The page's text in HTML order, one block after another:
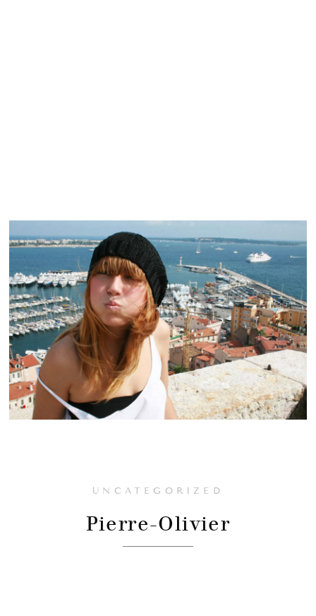
UNCATEGORIZED
Pierre-Olivier